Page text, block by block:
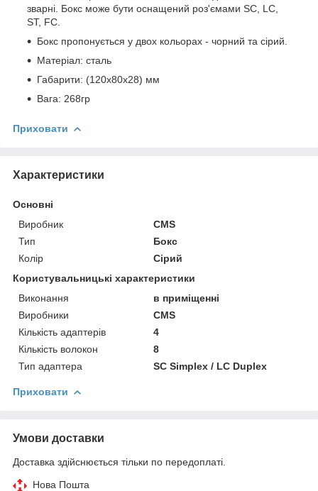
зварні. Бокс може бути оснащений роз'ємами SC, LC,
ST, FC.
Бокс пропонується у двох кольорах - чорний та сірий.
Матеріал: сталь
Габарити: (120х80х28) мм
Вага: 268гр
Приховати
Характеристики
Основні
Виробник
CMS
Тип
Бокс
Колір
Сірий
Користувальницькі характеристики
Виконання
в приміщенні
Виробники
CMS
Кількість адаптерів
4
Кількість волокон
8
Тип адаптера
SC Simplex / LC Duplex
Приховати
Умови доставки
Доставка здійснюється тільки по передоплаті.
Нова Пошта